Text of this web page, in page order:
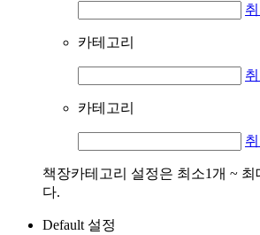
카테고리
카테고리
책장카테고리 설정은 최소1개 ~ 최
다.
Default 설정